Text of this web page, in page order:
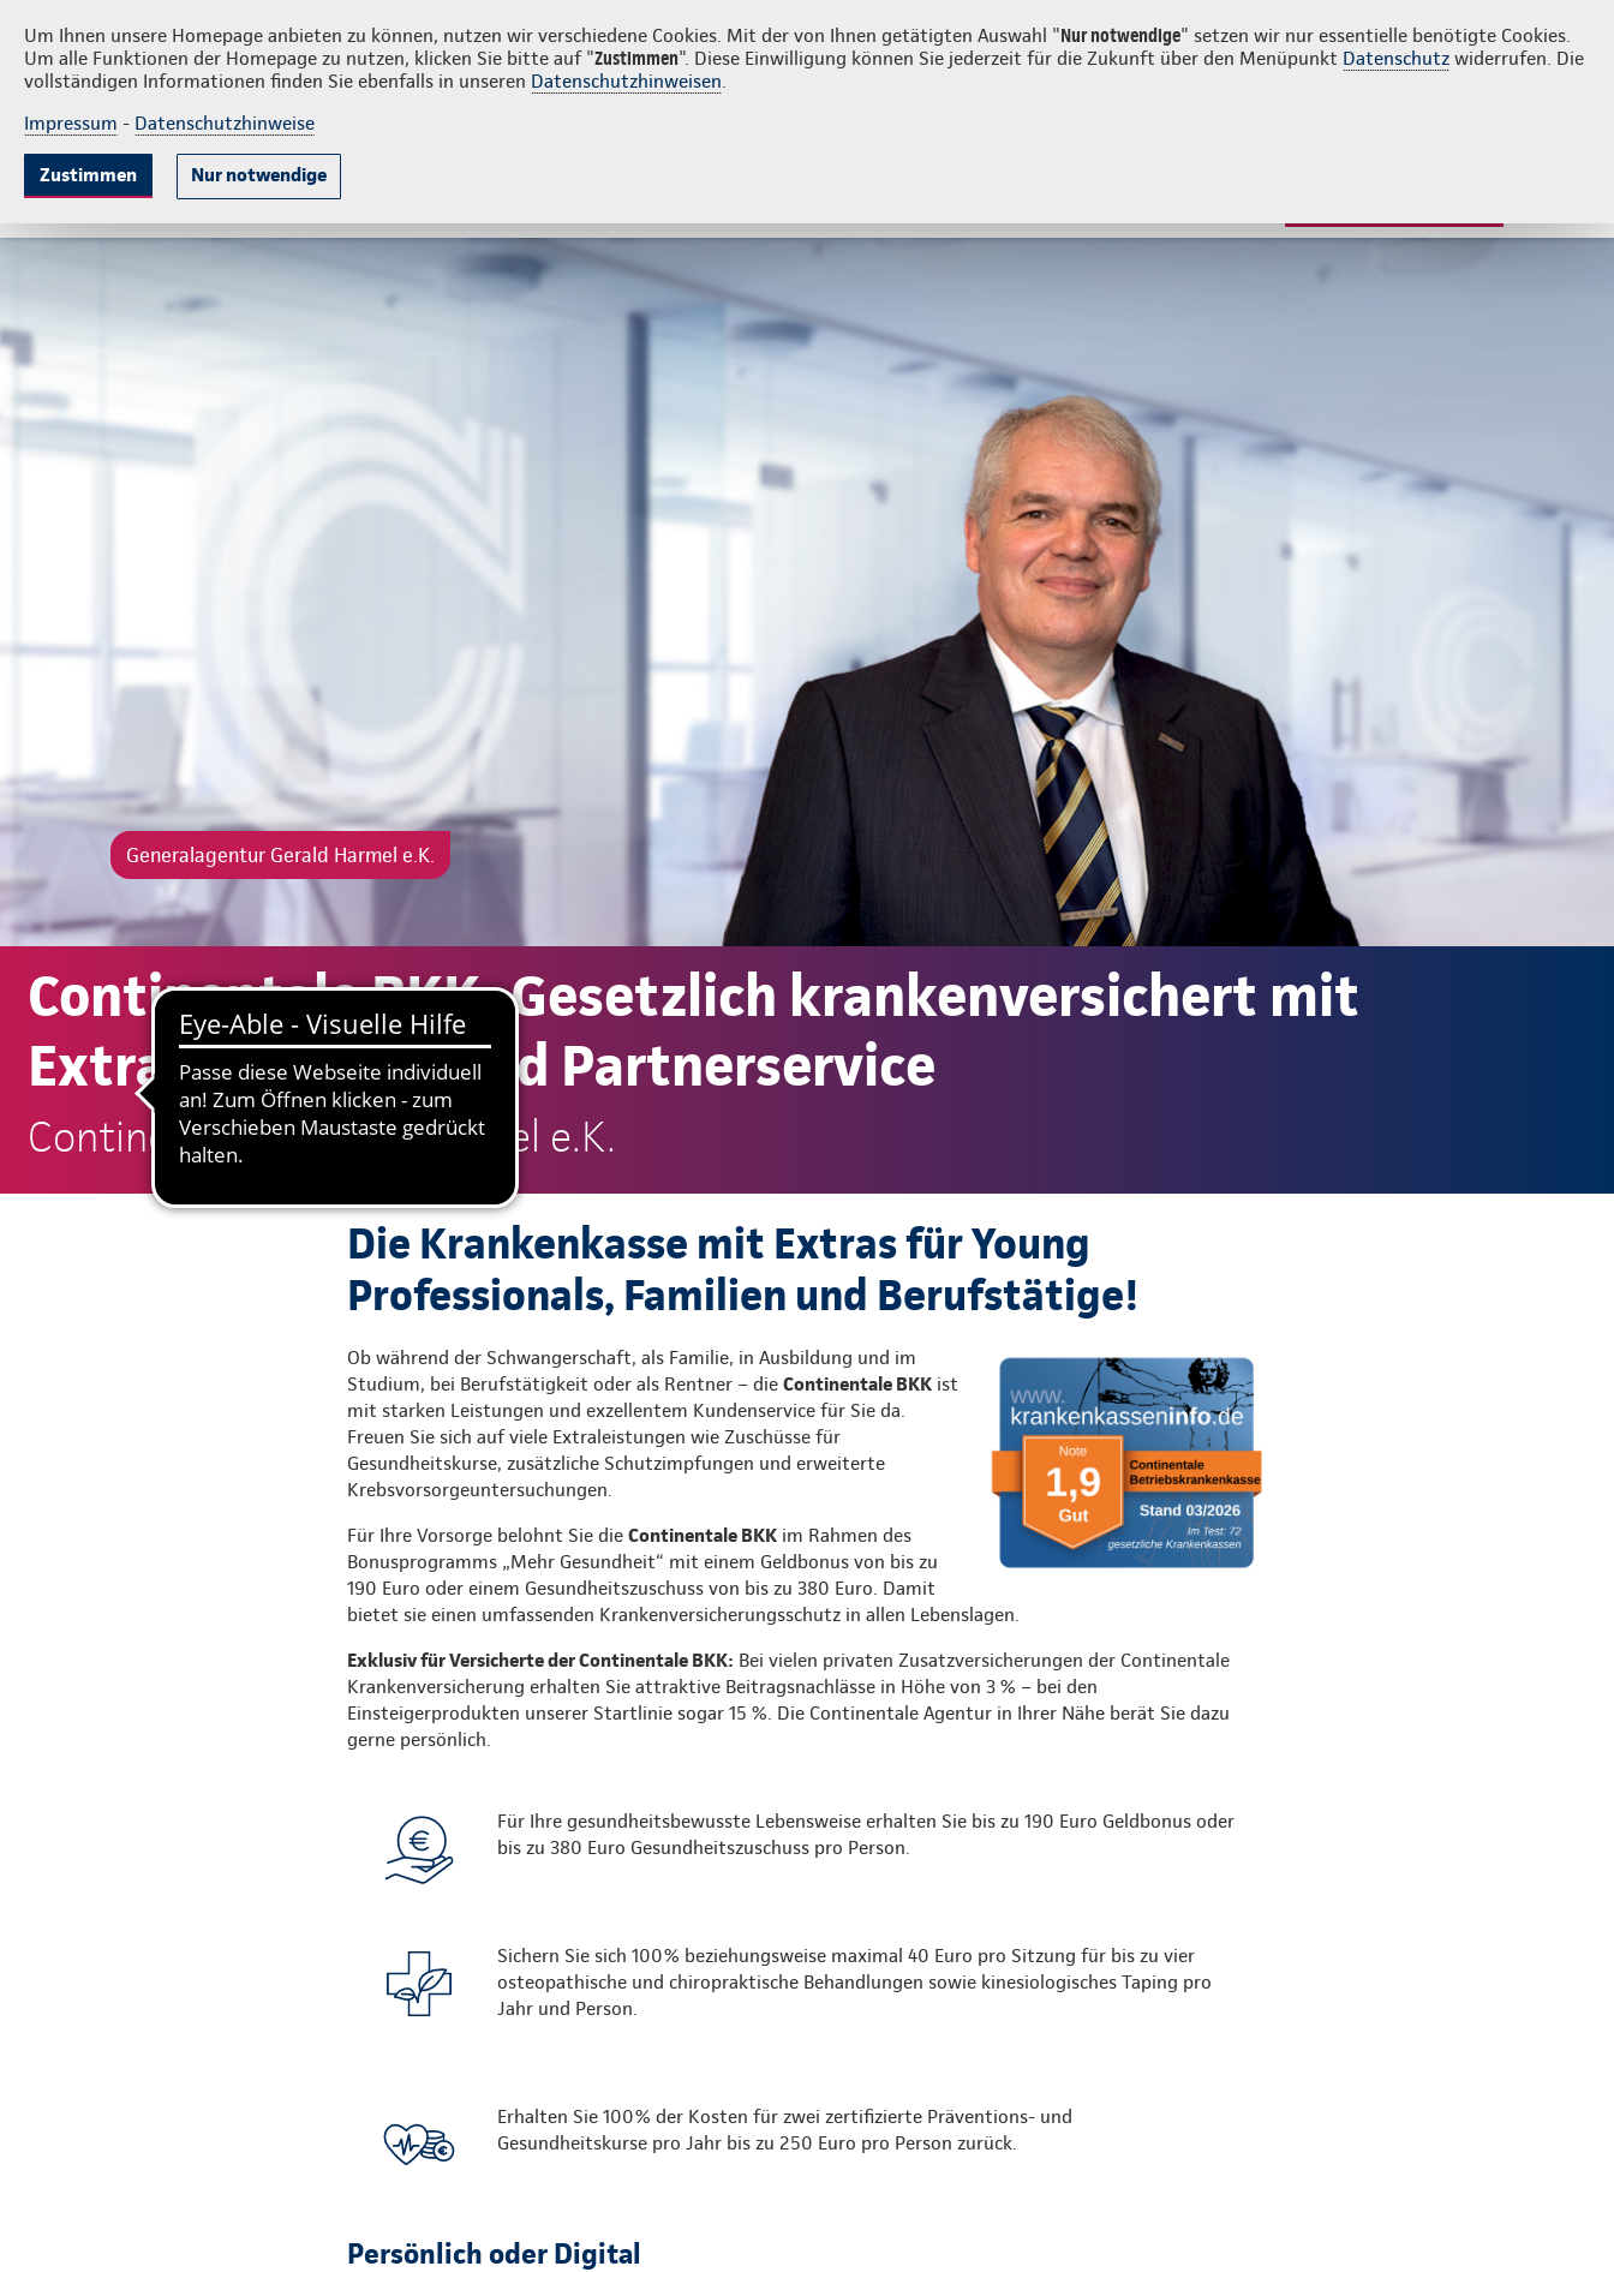
Um Ihnen unsere Homepage anbieten zu können, nutzen wir verschiedene Cookies. Mit der von Ihnen getätigten Auswahl "Nur notwendige" setzen wir nur essentielle benötigte Cookies.
Um alle Funktionen der Homepage zu nutzen, klicken Sie bitte auf "Zustimmen". Diese Einwilligung können Sie jederzeit für die Zukunft über den Menüpunkt Datenschutz widerrufen. Die
vollständigen Informationen finden Sie ebenfalls in unseren Datenschutzhinweisen.
Impressum - Datenschutzhinweise
Zustimmen Nur notwendige
Gerald Harmel e.K. PrivatkundenFirmenkunden Login Kontakt 03976 204101
KrankenversicherungLebensversicherung
Generalagentur Gerald Harmel e.K.
Continentale BKK: Gesetzlich krankenversichert mit
Extraleistungen und Partnerservice
Continentale: Gerald Harmel e.K.
Die Krankenkasse mit Extras für Young
Professionals, Familien und Berufstätige!
Ob während der Schwangerschaft, als Familie, in Ausbildung und im
Studium, bei Berufstätigkeit oder als Rentner – die Continentale BKKist
mit starken Leistungen und exzellentem Kundenservice für Sie da.
Freuen Sie sich auf viele Extraleistungen wie Zuschüsse für
Gesundheitskurse, zusätzliche Schutzimpfungen und erweiterte
Krebsvorsorgeuntersuchungen.
Für Ihre Vorsorge belohnt Sie die Continentale BKKim Rahmen des
Bonusprogramms „Mehr Gesundheit“ mit einem Geldbonus von bis zu
190 Euro oder einem Gesundheitszuschuss von bis zu 380 Euro. Damit
bietet sie einen umfassenden Krankenversicherungsschutz in allen Lebenslagen.
Exklusiv für Versicherte der Continentale BKK: Bei vielen privaten Zusatzversicherungen der Continentale
Krankenversicherung erhalten Sie attraktive Beitragsnachlässe in Höhe von 3 % – bei den
Einsteigerprodukten unserer Startlinie sogar 15 %. Die Continentale Agentur in Ihrer Nähe berät Sie dazu
gerne persönlich.
Für Ihre gesundheitsbewusste Lebensweise erhalten Sie bis zu 190 Euro Geldbonus oder
bis zu 380 Euro Gesundheitszuschuss pro Person.
Sichern Sie sich 100% beziehungsweise maximal 40 Euro pro Sitzung für bis zu vier
osteopathische und chiropraktische Behandlungen sowie kinesiologisches Taping pro
Jahr und Person.
Erhalten Sie 100% der Kosten für zwei zertifizierte Präventions- und
Gesundheitskurse pro Jahr bis zu 250 Euro pro Person zurück.
Persönlich oder Digital